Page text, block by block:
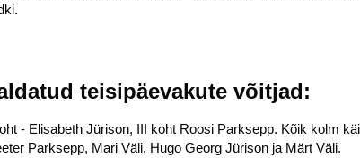
teisipäevakute võitjad:
- Elisabeth Jürison, III koht Roosi Parksepp. Kõik kolm
Parksepp, Mari Väli, Hugo Georg Jürison ja Märt Väli.